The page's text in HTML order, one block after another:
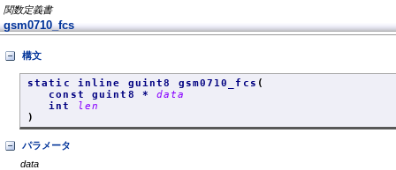
関数定義書
gsm0710_fcs
構文
static inline guint8 gsm0710_fcs (
const guint8 *data
int
len
)
パラメータ
data